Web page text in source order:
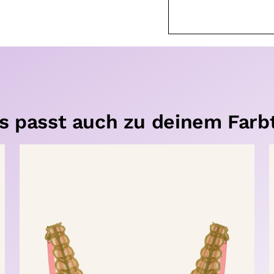
passt auch zu deinem